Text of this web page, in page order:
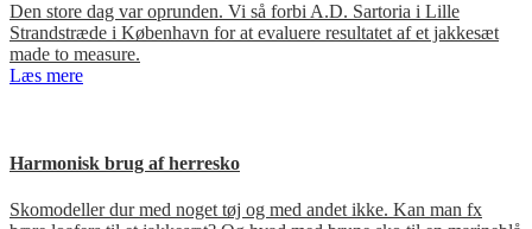
Den store dag var oprunden. Vi så forbi A.D. Sartoria i Lille
Strandstræde i København for at evaluere resultatet af et jakkesæt
made to measure.
Læs mere
Harmonisk brug af herresko
Skomodeller dur med noget tøj og med andet ikke. Kan man fx